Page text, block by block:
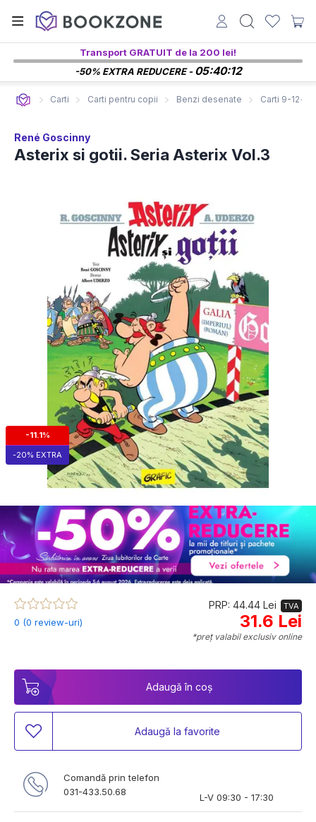
Transport GRATUIT de la 200 lei!
-50% EXTRA REDUCERE -05:40:11
Carti Carti pentru copii Benzi desenate Carti 9-12+
René Goscinny
Asterix si gotii. Seria Asterix Vol.3
-11.1%
-20% EXTRA
0 (0 review-uri)
PRP: 44.44 Lei TVA
31.6 Lei
*preț valabil exclusiv online
Adaugă în coș
Adaugă la favorite
Comandă prin telefon
031-433.50.68
L-V 09:30 - 17:30